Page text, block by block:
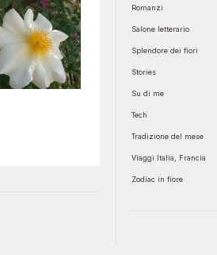
Romanzi
Salone letterario
Splendore dei fiori
Stories
Su di me
Tech
Tradizione del mese
Viaggi Italia, Francia
Zodiac in fiore